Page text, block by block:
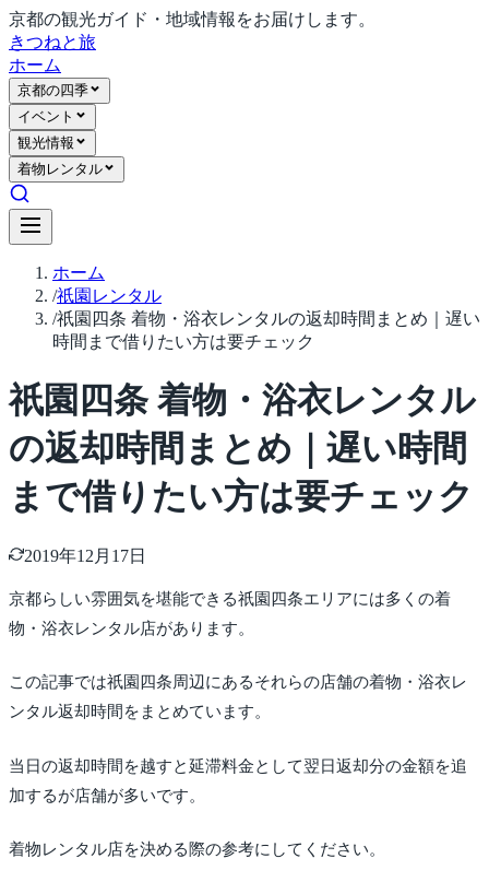
京都の観光ガイド・地域情報をお届けします。
きつねと旅
ホーム
京都の四季
イベント
観光情報
着物レンタル
ホーム
/祇園レンタル
/祇園四条 着物・浴衣レンタルの返却時間まとめ｜遅い
時間まで借りたい方は要チェック
祇園四条 着物・浴衣レンタル
の返却時間まとめ｜遅い時間
まで借りたい方は要チェック
2019年12月17日
京都らしい雰囲気を堪能できる祇園四条エリアには多くの着
物・浴衣レンタル店があります。
この記事では祇園四条周辺にあるそれらの店舗の着物・浴衣レ
ンタル返却時間をまとめています。
当日の返却時間を越すと延滞料金として翌日返却分の金額を追
加するが店舗が多いです。
着物レンタル店を決める際の参考にしてください。